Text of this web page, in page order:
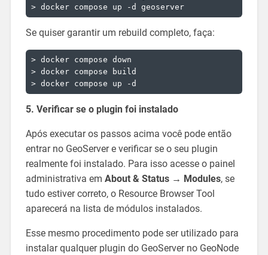
> docker compose up -d geoserver
Se quiser garantir um rebuild completo, faça:
> docker compose down
> docker compose build
5. Verificar se o plugin foi instalado
Após executar os passos acima você pode então
entrar no GeoServer e verificar se o seu plugin
realmente foi instalado. Para isso acesse o painel
administrativa em About & Status → Modules, se
tudo estiver correto, o Resource Browser Tool
aparecerá na lista de módulos instalados.
Esse mesmo procedimento pode ser utilizado para
instalar qualquer plugin do GeoServer no GeoNode